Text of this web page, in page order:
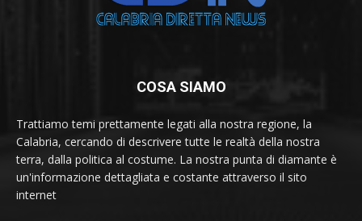
COSA SIAMO
Trattiamo temi prettamente legati alla nostra regione, la
Calabria, cercando di descrivere tutte le realtà della nostra
terra, dalla politica al costume. La nostra punta di diamante è
un'informazione dettagliata e costante attraverso il sito
internet